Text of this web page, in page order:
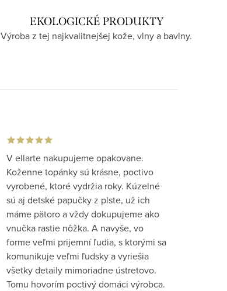
EKOLOGICKÉ PRODUKTY
Výroba z tej najkvalitnejšej kože, vlny a bavlny.
V ellarte nakupujeme opakovane.
Koženne topánky sú krásne, poctivo
vyrobené, ktoré vydržia roky. Kúzelné
sú aj detské papučky z plste, už ich
máme pätoro a vždy dokupujeme ako
vnučka rastie nôžka. A navyše, vo
forme veľmi prijemní ľudia, s ktorými sa
komunikuje veľmi ľudsky a vyriešia
všetky detaily mimoriadne ústretovo.
Tomu hovorím poctivý domáci výrobca.